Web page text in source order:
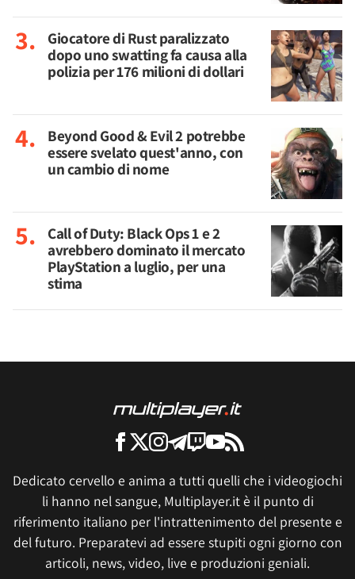
Giocatore di Rust paralizzato
dopo uno swatting fa causa alla
polizia per 176 milioni di dollari
Beyond Good & Evil 2 potrebbe
essere svelato quest'anno, con
un cambio di nome
Call of Duty: Black Ops 1 e 2
avrebbero dominato il mercato
PlayStation a luglio, per una
stima
Dedicato cervello e anima a tutti quelli che i videogiochi
li hanno nel sangue, Multiplayer.it è il punto di
riferimento italiano per l'intrattenimento del presente e
del futuro. Preparatevi ad essere stupiti ogni giorno con
articoli, news, video, live e produzioni geniali.